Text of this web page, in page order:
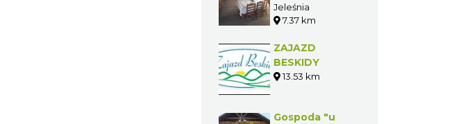
Jeleśnia
7.37 km
ZAJAZD
BESKIDY
13.53 km
Gospoda "u